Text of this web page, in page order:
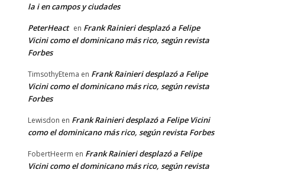
la i en campos y ciudades
PeterHeact en Frank Rainieri desplazó a Felipe
Vicini como el dominicano más rico, según revista
Forbes
TimsothyEtema en Frank Rainieri desplazó a Felipe
Vicini como el dominicano más rico, según revista
Forbes
Lewisdon en Frank Rainieri desplazó a Felipe Vicini
como el dominicano más rico, según revista Forbes
FobertHeerm en Frank Rainieri desplazó a Felipe
Vicini como el dominicano más rico, según revista